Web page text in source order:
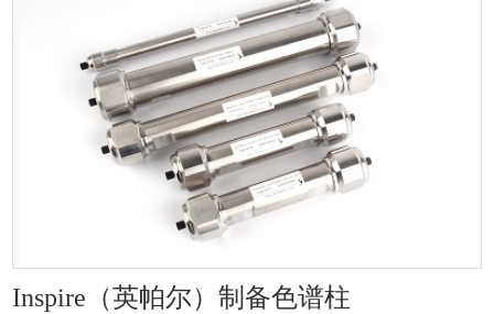
Inspire（英帕尔）制备色谱柱